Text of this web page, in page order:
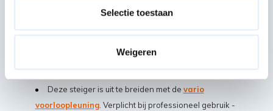
Selectie toestaan
Weigeren
De horizontale en diagonale schoren van een
rolsteiger zijn gemarkeerd met een kleur waardoor het
simpel is om de steiger op te bouwen.
Deze steiger is uit te breiden met de vario
voorloopleuning. Verplicht bij professioneel gebruik -